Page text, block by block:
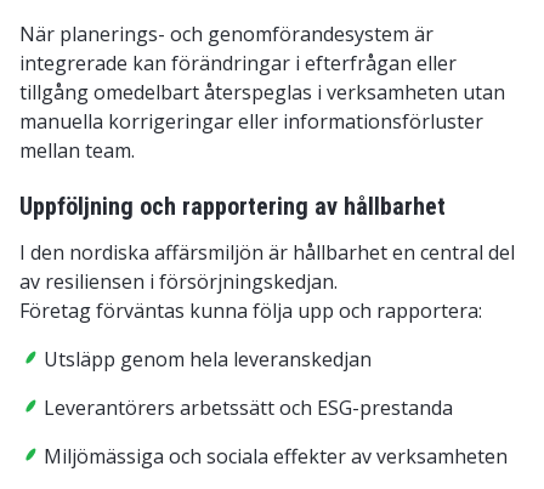
När planerings- och genomförandesystem är
integrerade kan förändringar i efterfrågan eller
tillgång omedelbart återspeglas i verksamheten utan
manuella korrigeringar eller informationsförluster
mellan team.
Uppföljning och rapportering av hållbarhet
I den nordiska affärsmiljön är hållbarhet en central del
av resiliensen i försörjningskedjan.
Företag förväntas kunna följa upp och rapportera:
Utsläpp genom hela leveranskedjan
Leverantörers arbetssätt och ESG-prestanda
Miljömässiga och sociala effekter av verksamheten